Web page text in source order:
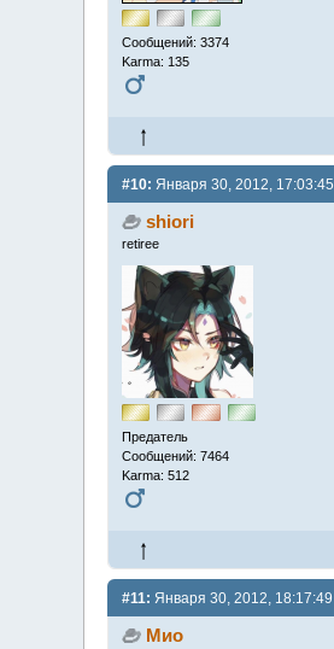
Сообщений: 3374
Karma: 135
#10: Января 30, 2012, 17:03:45
shiori
retiree
Предатель
Сообщений: 7464
Karma: 512
#11: Января 30, 2012, 18:17:49
Мио